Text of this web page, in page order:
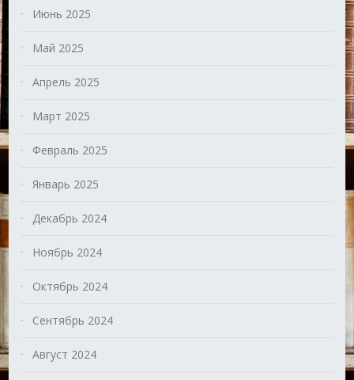
Июнь 2025
Май 2025
Апрель 2025
Март 2025
Февраль 2025
Январь 2025
Декабрь 2024
Ноябрь 2024
Октябрь 2024
Сентябрь 2024
Август 2024